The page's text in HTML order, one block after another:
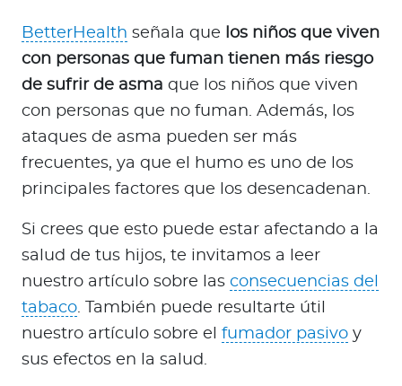
BetterHealth señala que
los niños que viven
con personas que fuman tienen más riesgo
de sufrir de asma que los niños que viven
con personas que no fuman. Además, los
ataques de asma pueden ser más
frecuentes, ya que el humo es uno de los
principales factores que los desencadenan.
Si crees que esto puede estar afectando a la
salud de tus hijos, te invitamos a leer
nuestro artículo sobre las consecuencias del
tabaco. También puede resultarte útil
nuestro artículo sobre el fumador pasivo y
sus efectos en la salud.